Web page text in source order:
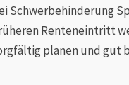
Schwerbehinderung
Renteneintritt
planen und gut